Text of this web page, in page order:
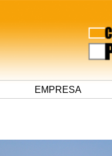
EMPRESA